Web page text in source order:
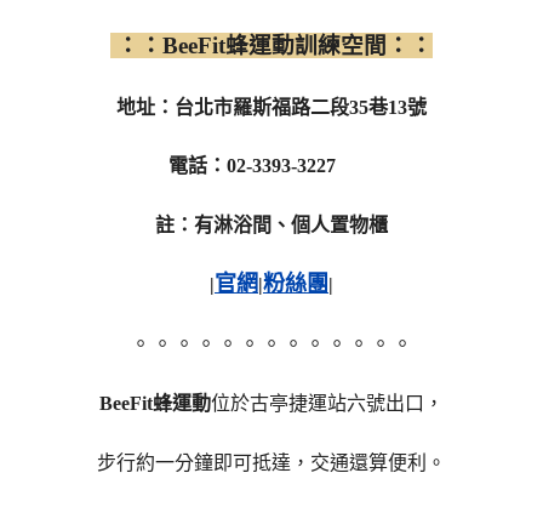
：：BeeFit蜂運動訓練空間：：
地址：台北市羅斯福路二段35巷13號
電話：02-3393-3227
註：有淋浴間、個人置物櫃
|官網|粉絲團 |
。。。。。。。。。。。。。
BeeFit蜂運動位於古亭捷運站六號出口，
步行約一分鐘即可抵達，交通還算便利。